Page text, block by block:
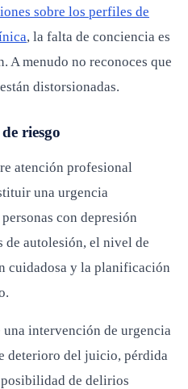
sobre los perfiles de
, la falta de conciencia es
A menudo no reconoces que
distorsionadas.
riesgo
atención profesional
una urgencia
con depresión
de autolesión, el nivel de
cuidadosa y la planificación
intervención de urgencia
deterioro del juicio, pérdida
de delirios